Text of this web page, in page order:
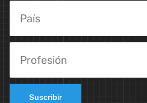
Suscribir